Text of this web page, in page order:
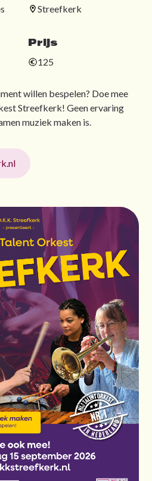
Streefkerk
Prijs
125
willen bespelen? Doe mee
Streefkerk! Geen ervaring
muziek maken is.